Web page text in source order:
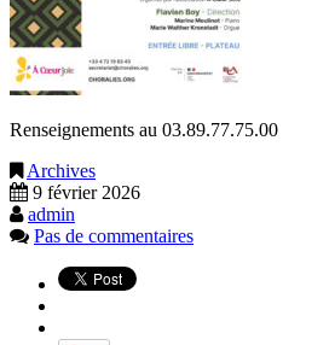
Renseignements au 03.89.77.75.00
Archives
9 février 2026
admin
Pas de commentaires